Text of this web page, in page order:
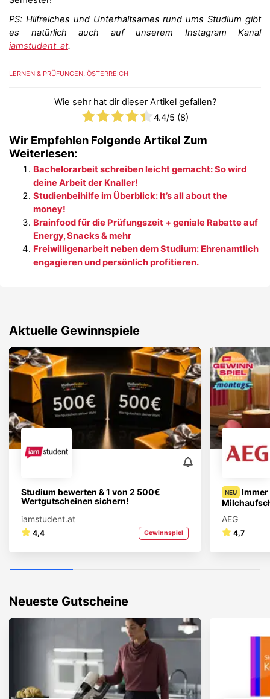
PS: Hilfreiches und Unterhaltsames rund ums Studium gibt
es natürlich auch auf unserem Instagram Kanal
iamstudent_at.
LERNEN & PRÜFUNGEN, ÖSTERREICH
Wie sehr hat dir dieser Artikel gefallen?
4.4/5 (8)
Wir Empfehlen Folgende Artikel Zum
Weiterlesen:
Bachelorarbeit schreiben leicht gemacht: So wird
deine Arbeit der Knaller!
Studienbeihilfe im Überblick: It’s all about the
money!
Brainfood für die Prüfungszeit + geniale Rabatte auf
Energy, Snacks & mehr
Freiwilligenarbeit neben dem Studium: Ehrenamtlich
engagieren und persönlich profitieren.
Aktuelle Gewinnspiele
Studium bewerten & 1 von 2 500€
Wertgutscheinen sichern!
iamstudent.at
4,4 Gewinnspiel
NEU
Immer
AEG
4,7
Neueste Gutscheine